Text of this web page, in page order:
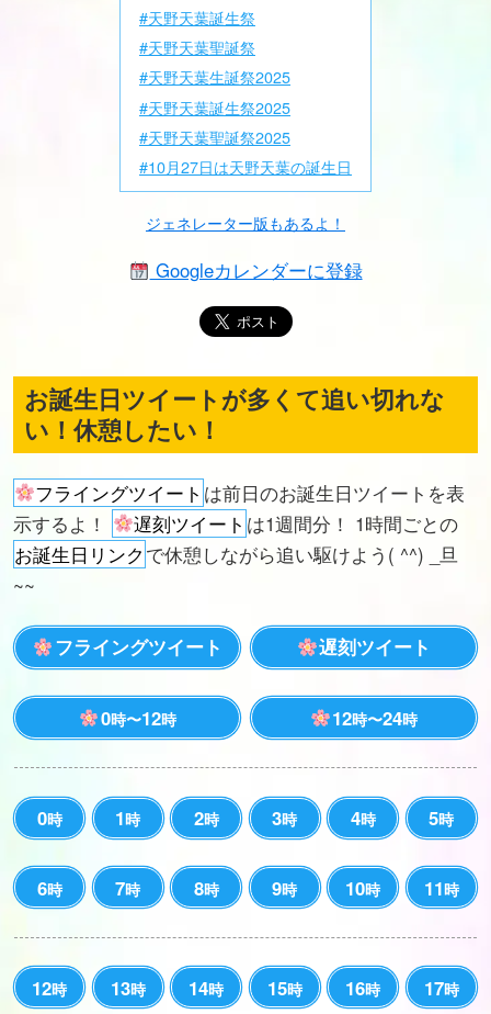
#天野天葉誕生祭
#天野天葉聖誕祭
#天野天葉生誕祭2025
#天野天葉誕生祭2025
#天野天葉聖誕祭2025
#10月27日は天野天葉の誕生日
ジェネレーター版もあるよ！
Googleカレンダーに登録
お誕生日ツイートが多くて追い切れな
い！休憩したい！
フライングツイート は前日のお誕生日ツイートを表
示するよ！
遅刻ツイート は1週間分！ 1時間ごとの
お誕生日リンク で休憩しながら追い駆けよう( ^^) _旦
~~
フライングツイート 遅刻ツイート
0時〜12時 12時〜24時
0時 1時 2時 3時 4時 5時
6時 7時 8時 9時 10時 11時
12時 13時 14時 15時 16時 17時